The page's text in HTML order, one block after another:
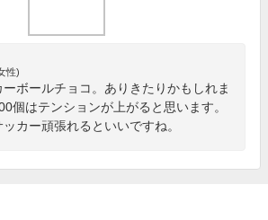
性)
ボールチョコ。ありきたりかもしれま
個はテンションが上がると思います。
カー頑張れるといいですね。